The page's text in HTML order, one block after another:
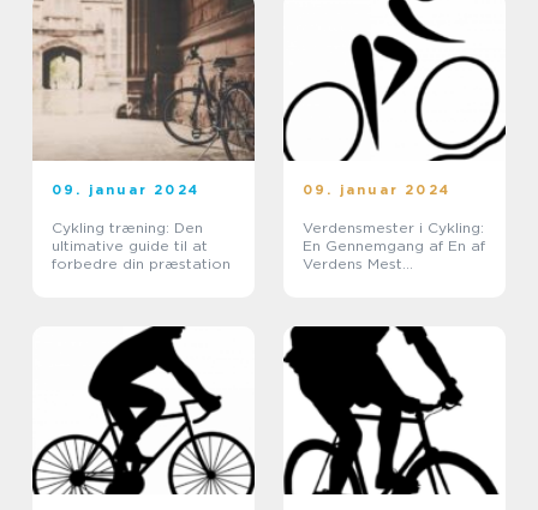
09. januar 2024
Cykling træning: Den
ultimative guide til at
forbedre din præstation
09. januar 2024
Verdensmester i Cykling:
En Gennemgang af En af
Verdens Mest